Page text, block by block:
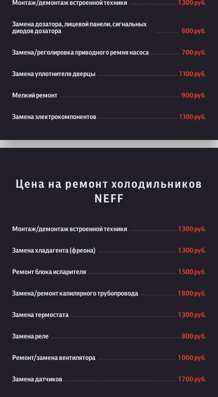
Монтаж/демонтаж встроенной техники 1 300 руб.
Замена дозатора, лицевой панели, сигнальных
диодов дозатора
800 руб.
Замена/реголировка приводного ремня насоса 700 руб.
Замена уплотнителя дверцы 1 100 руб.
Мелкий ремонт 900 руб.
Замена электрокомпонентов 1 100 руб.
Цена на ремонт холодильников
NEFF
Монтаж/демонтаж встроенной техники 1 300 руб.
Замена хладагента (фреона) 1 300 руб.
Ремонт блока испарителя 1 500 руб.
Замена/ремонт капилярного трубопровода 1 800 руб.
Замена термостата 1 300 руб.
Замена реле 800 руб.
Ремонт/замена вентилятора 1 000 руб.
Замена датчиков 1 700 руб.